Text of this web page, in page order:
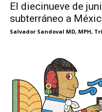
El diecinueve de
subterráneo a
Salvador Sandoval MD, MPH,